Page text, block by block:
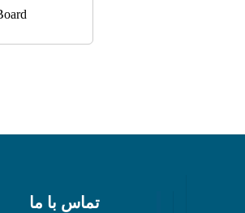
تماس با ما